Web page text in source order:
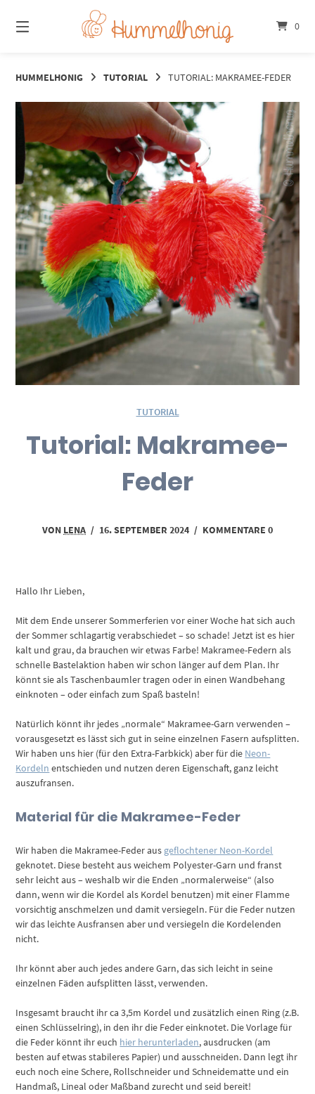
zum
Inhalt
0
HUMMELHONIG TUTORIAL TUTORIAL: MAKRAMEE-FEDER
TUTORIAL
Tutorial: Makramee-
Feder
VON LENA / 16. SEPTEMBER 2024 / KOMMENTARE 0
Hallo Ihr Lieben,
Mit dem Ende unserer Sommerferien vor einer Woche hat sich auch
der Sommer schlagartig verabschiedet – so schade! Jetzt ist es hier
kalt und grau, da brauchen wir etwas Farbe! Makramee-Federn als
schnelle Bastelaktion haben wir schon länger auf dem Plan. Ihr
könnt sie als Taschenbaumler tragen oder in einen Wandbehang
einknoten – oder einfach zum Spaß basteln!
Natürlich könnt ihr jedes „normale“ Makramee-Garn verwenden –
vorausgesetzt es lässt sich gut in seine einzelnen Fasern aufsplitten.
Wir haben uns hier (für den Extra-Farbkick) aber für die Neon-
Kordeln entschieden und nutzen deren Eigenschaft, ganz leicht
auszufransen.
Material für die Makramee-Feder
Wir haben die Makramee-Feder aus geflochtener Neon-Kordel
geknotet. Diese besteht aus weichem Polyester-Garn und franst
sehr leicht aus – weshalb wir die Enden „normalerweise“ (also
dann, wenn wir die Kordel als Kordel benutzen) mit einer Flamme
vorsichtig anschmelzen und damit versiegeln. Für die Feder nutzen
wir das leichte Ausfransen aber und versiegeln die Kordelenden
nicht.
Ihr könnt aber auch jedes andere Garn, das sich leicht in seine
einzelnen Fäden aufsplitten lässt, verwenden.
Insgesamt braucht ihr ca 3,5m Kordel und zusätzlich einen Ring (z.B.
einen Schlüsselring), in den ihr die Feder einknotet. Die Vorlage für
die Feder könnt ihr euch hier herunterladen, ausdrucken (am
besten auf etwas stabileres Papier) und ausschneiden. Dann legt ihr
euch noch eine Schere, Rollschneider und Schneidematte und ein
Handmaß, Lineal oder Maßband zurecht und seid bereit!